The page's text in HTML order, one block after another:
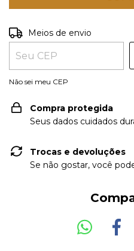
Entregas para o CEP:
Meios de envio
Não sei meu CEP
Compra protegida
Seus dados cuidados
Trocas e devoluções
Se não gostar, você